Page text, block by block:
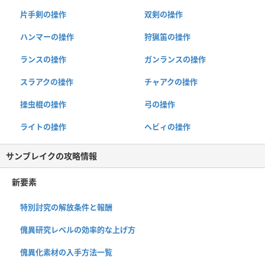
片手剣の操作 双剣の操作
ハンマーの操作 狩猟笛の操作
ランスの操作 ガンランスの操作
スラアクの操作 チャアクの操作
操虫棍の操作 弓の操作
ライトの操作 ヘビィの操作
サンブレイクの攻略情報
新要素
特別討究の解放条件と報酬
傀異研究レベルの効率的な上げ方
傀異化素材の入手方法一覧